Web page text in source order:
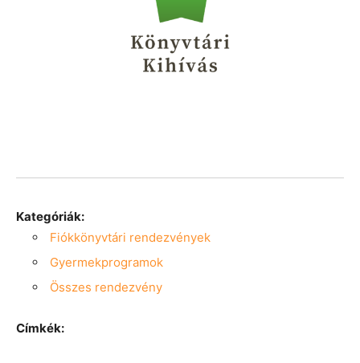
Kategóriák:
Fiókkönyvtári rendezvények
Gyermekprogramok
Összes rendezvény
Címkék: